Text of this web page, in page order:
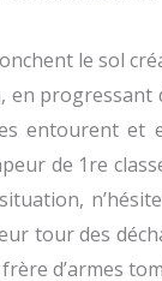
le sol
progressant
entourent et
de 1re
tour des
d’armes